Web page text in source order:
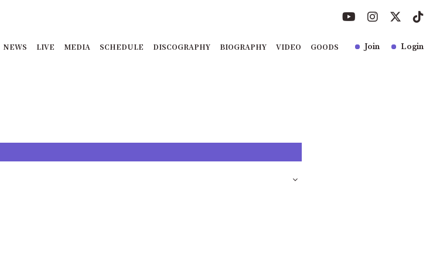
NEWS LIVE MEDIA SCHEDULE DISCOGRAPHY BIOGRAPHY VIDEO GOODS Join Login